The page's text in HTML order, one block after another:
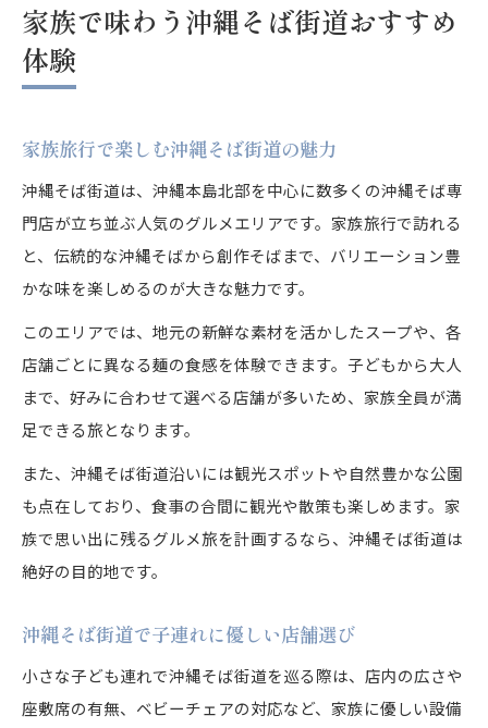
家族で味わう沖縄そば街道おすすめ
体験
家族旅行で楽しむ沖縄そば街道の魅力
沖縄そば街道は、沖縄本島北部を中心に数多くの沖縄そば専
門店が立ち並ぶ人気のグルメエリアです。家族旅行で訪れる
と、伝統的な沖縄そばから創作そばまで、バリエーション豊
かな味を楽しめるのが大きな魅力です。
このエリアでは、地元の新鮮な素材を活かしたスープや、各
店舗ごとに異なる麺の食感を体験できます。子どもから大人
まで、好みに合わせて選べる店舗が多いため、家族全員が満
足できる旅となります。
また、沖縄そば街道沿いには観光スポットや自然豊かな公園
も点在しており、食事の合間に観光や散策も楽しめます。家
族で思い出に残るグルメ旅を計画するなら、沖縄そば街道は
絶好の目的地です。
沖縄そば街道で子連れに優しい店舗選び
小さな子ども連れで沖縄そば街道を巡る際は、店内の広さや
座敷席の有無、ベビーチェアの対応など、家族に優しい設備